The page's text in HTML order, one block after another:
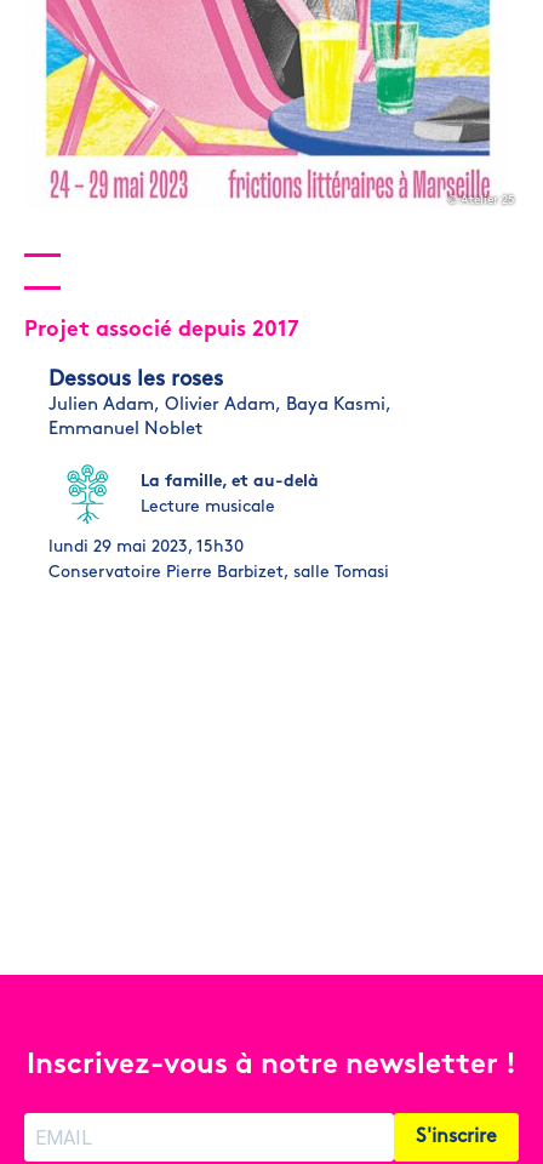
© Atelier 25
Projet associé depuis 2017
Dessous les roses
Julien Adam, Olivier Adam, Baya Kasmi,
Emmanuel Noblet
La famille, et au-delà
Lecture musicale
lundi 29 mai 2023, 15h30
Conservatoire Pierre Barbizet, salle Tomasi
Inscrivez-vous à notre newsletter !
S'inscrire